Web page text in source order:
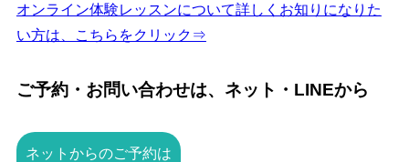
オンライン体験レッスンについて詳しくお知りになりた
い方は、こちらをクリック⇒
ご予約・お問い合わせは、ネット・LINEから
ネットからのご予約は